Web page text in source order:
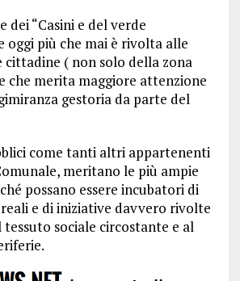
dei “Casini e del verde
oggi più che mai è rivolta alle
( non solo della zona
che merita maggiore attenzione
gestoria da parte del
come tanti altri appartenenti
meritano le più ampie
possano essere incubatori di
e di iniziative davvero rivolte
sociale circostante e al